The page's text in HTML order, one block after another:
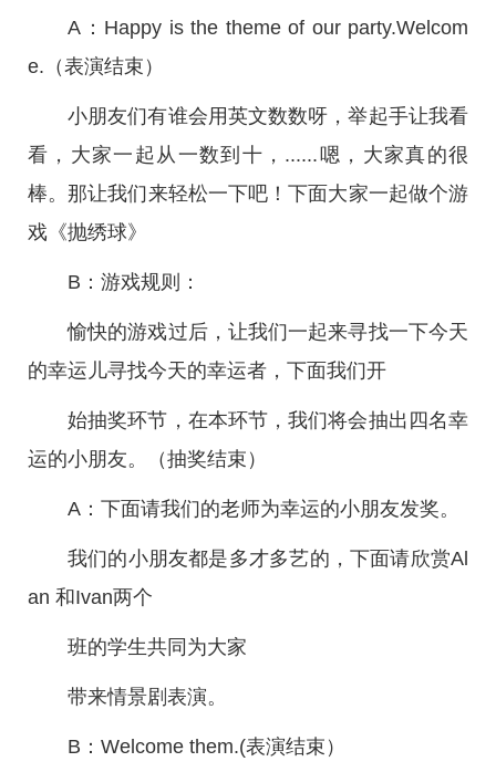
A：Happy is the theme of our party.Welcom
e.（表演结束）
小朋友们有谁会用英文数数呀，举起手让我看
看，大家一起从一数到十，......嗯，大家真的很
棒。那让我们来轻松一下吧！下面大家一起做个游
戏《抛绣球》
B：游戏规则：
愉快的游戏过后，让我们一起来寻找一下今天
的幸运儿寻找今天的幸运者，下面我们开
始抽奖环节，在本环节，我们将会抽出四名幸
运的小朋友。（抽奖结束）
A：下面请我们的老师为幸运的小朋友发奖。
我们的小朋友都是多才多艺的，下面请欣赏Al
an 和Ivan两个
班的学生共同为大家
带来情景剧表演。
B：Welcome them.(表演结束）